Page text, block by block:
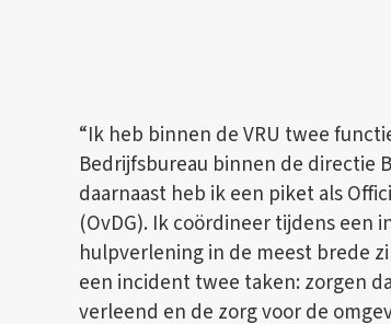
“Ik heb binnen de VRU twee
Bedrijfsbureau binnen de directie
daarnaast heb ik een piket als
(OvDG). Ik coördineer tijdens een
hulpverlening in de meest brede
een incident twee taken: zorgen
verleend en de zorg voor de